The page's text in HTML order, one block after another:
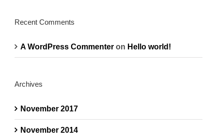
Recent Comments
A WordPress Commenter on Hello world!
Archives
November 2017
November 2014